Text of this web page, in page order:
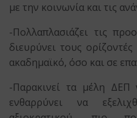
με την κοινωνία και τις
-Πολλαπλασιάζει τις
διευρύνει τους
ακαδημαϊκό, όσο και σε
-Παρακινεί τα μέλη ΔΕΠ
ενθαρρύνει να